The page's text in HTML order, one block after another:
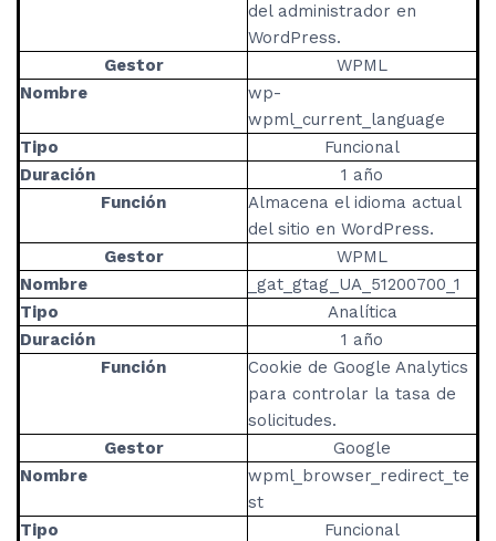
del administrador en
WordPress.
Gestor
WPML
Nombre
wp-
wpml_current_language
Tipo
Funcional
Duración
1 año
Función
Almacena el idioma actual
del sitio en WordPress.
Gestor
WPML
Nombre
_gat_gtag_UA_51200700_1
Tipo
Analítica
Duración
1 año
Función
Cookie de Google Analytics
para controlar la tasa de
solicitudes.
Gestor
Google
Nombre
wpml_browser_redirect_te
st
Tipo
Funcional